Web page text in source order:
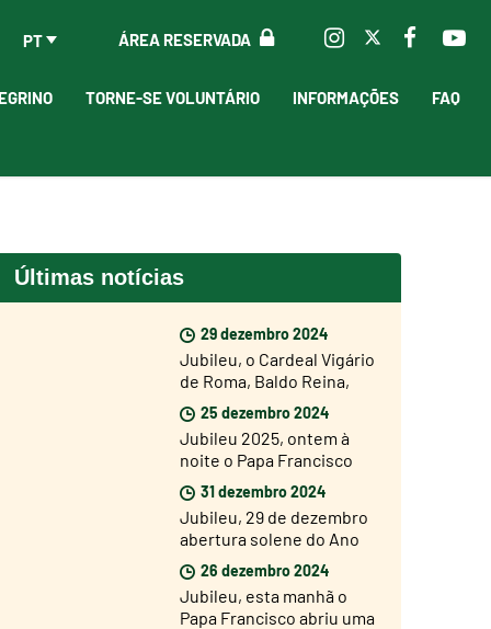
ÁREA RESERVADA
PT
TORNE-SE VOLUNTÁRIO INFORMAÇÕES FAQ
Últimas notícias
29 dezembro 2024
Jubileu, o Cardeal Vigário
de Roma, Baldo Reina,
abriu hoje a Porta Santa
de São João de Latrão
25 dezembro 2024
Jubileu 2025, ontem à
noite o Papa Francisco
abriu a Porta Santa da
Basílica de São Pedro
31 dezembro 2024
Jubileu, 29 de dezembro
abertura solene do Ano
Jubilar nas dioceses de
todo o mundo
26 dezembro 2024
Jubileu, esta manhã o
Papa Francisco abriu uma